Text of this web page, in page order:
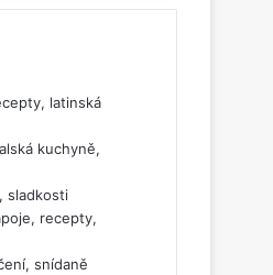
latinská
kuchyně,
sladkosti
recepty,
snídaně